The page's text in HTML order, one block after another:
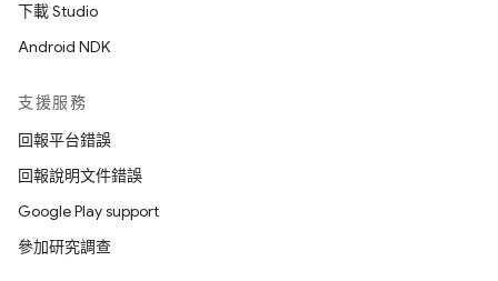
下載 Studio
Android NDK
支援服務
回報平台錯誤
回報說明文件錯誤
Google Play support
參加研究調查